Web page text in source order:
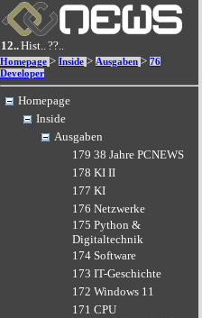
12..Hist..??..
Homepage > Inside > Ausgaben > 76
Developer
Homepage
Inside
Ausgaben
179 38 Jahre PCNEWS
178 KI II
177 KI
176 Netzwerke
175 Python &
Digitaltechnik
174 Software
173 IT-Geschichte
172 Windows 11
171 CPU